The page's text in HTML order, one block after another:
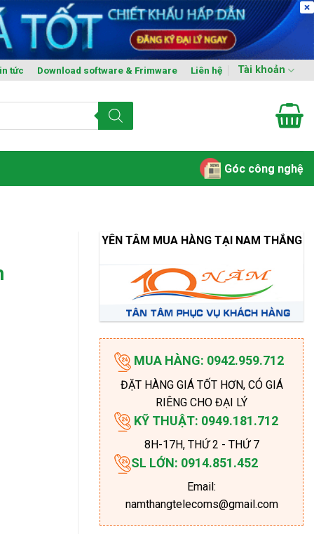
tức Download software & Frimware Liên hệ Tài khoản
Góc công nghệ
YÊN TÂM MUA HÀNG TẠI NAM THẮNG
MUA HÀNG: 0942.959.712
ĐẶT HÀNG GIÁ TỐT HƠN, CÓ GIÁ
RIÊNG CHO ĐẠI LÝ
KỸ THUẬT: 0949.181.712
8H-17H, THỨ 2 - THỨ 7
SL LỚN: 0914.851.452
Email:
namthangtelecoms@gmail.com